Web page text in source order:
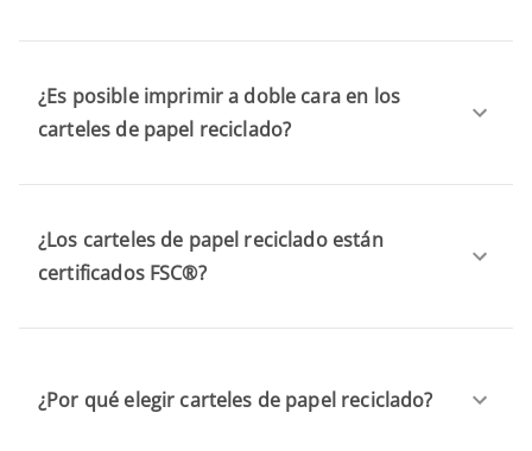
¿Es posible imprimir a doble cara en los
carteles de papel reciclado?
¿Los carteles de papel reciclado están
certificados FSC®?
¿Por qué elegir carteles de papel reciclado?